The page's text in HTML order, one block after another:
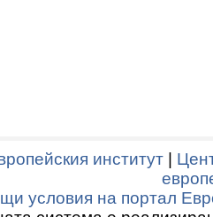
институт
условия на портал